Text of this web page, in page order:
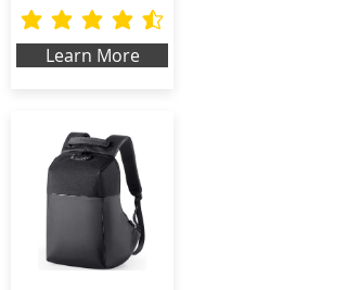
la valutazione media è 4.5 su 5
Learn More